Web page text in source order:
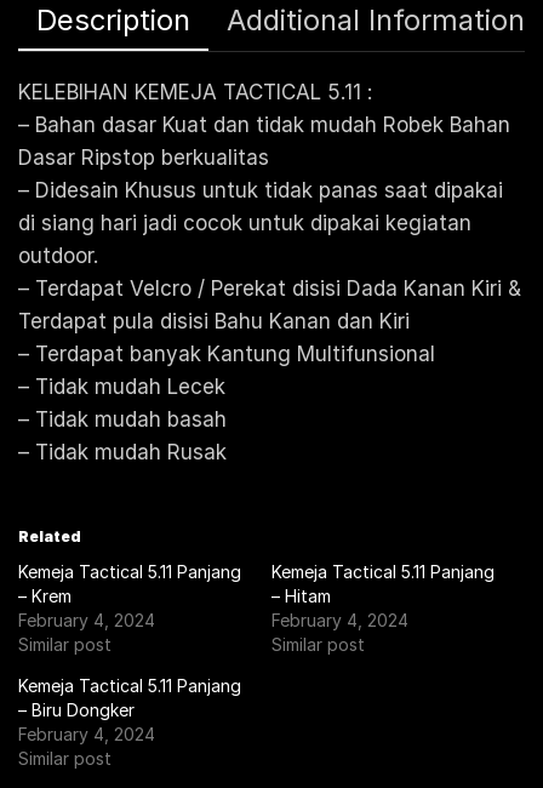
Description Additional Information
KELEBIHAN KEMEJA TACTICAL 5.11 :
– Bahan dasar Kuat dan tidak mudah Robek Bahan
Dasar Ripstop berkualitas
– Didesain Khusus untuk tidak panas saat dipakai
di siang hari jadi cocok untuk dipakai kegiatan
outdoor.
– Terdapat Velcro / Perekat disisi Dada Kanan Kiri &
Terdapat pula disisi Bahu Kanan dan Kiri
– Terdapat banyak Kantung Multifunsional
– Tidak mudah Lecek
– Tidak mudah basah
– Tidak mudah Rusak
Related
Kemeja Tactical 5.11 Panjang
– Krem
February 4, 2024
Similar post
Kemeja Tactical 5.11 Panjang
– Hitam
February 4, 2024
Similar post
Kemeja Tactical 5.11 Panjang
– Biru Dongker
February 4, 2024
Similar post